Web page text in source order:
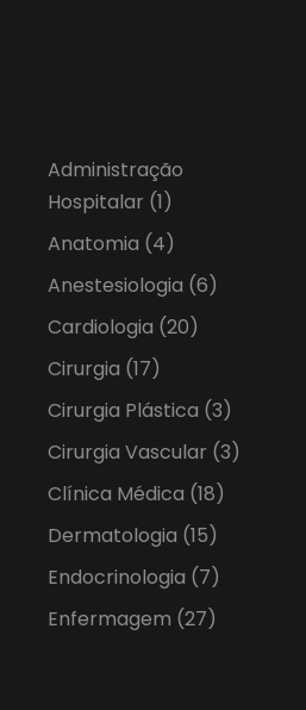
Administração
Hospitalar (1)
Anatomia (4)
Anestesiologia (6)
Cardiologia (20)
Cirurgia (17)
Cirurgia Plástica (3)
Cirurgia Vascular (3)
Clínica Médica (18)
Dermatologia (15)
Endocrinologia (7)
Enfermagem (27)